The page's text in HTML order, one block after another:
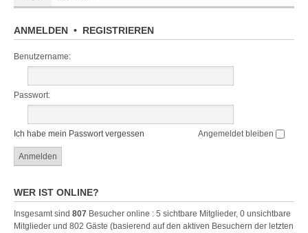
ANMELDEN • REGISTRIEREN
Benutzername:
Passwort:
Ich habe mein Passwort vergessen Angemeldet bleiben
WER IST ONLINE?
Insgesamt sind 807 Besucher online : 5 sichtbare Mitglieder, 0 unsichtbare
Mitglieder und 802 Gäste (basierend auf den aktiven Besuchern der letzten